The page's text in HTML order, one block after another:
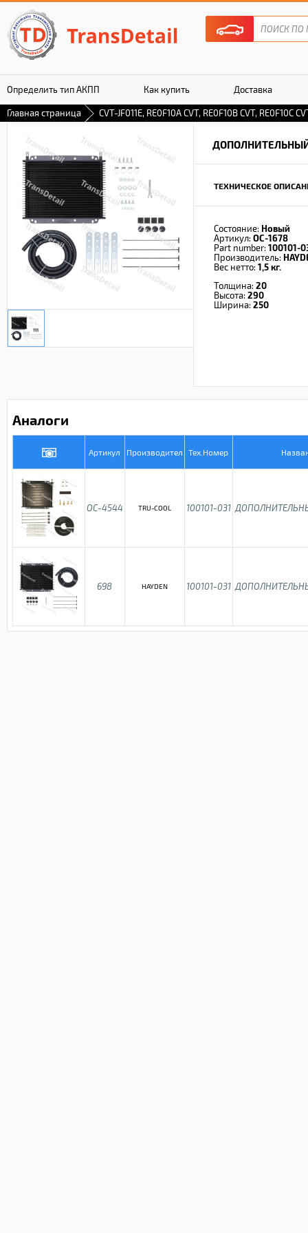
Определить тип АКПП Как купить Доставка
Гарантия
Главная страница CVT-JF011E, RE0F10A CVT, RE0F10B CVT, RE0F10C
ТЕХНИЧЕСКОЕ
Состояние: Новый
Артикул: OC-1678
Part number: 100101-
Производитель:
Вес нетто: 1,5 кг.
Толщина: 20
Высота: 290
Ширина: 250
Аналоги
Артикул Производител Тех.Номер
OC-4544 TRU-COOL 100101-031
698 HAYDEN 100101-031